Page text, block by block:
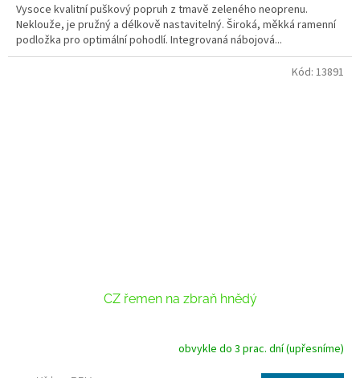
Vysoce kvalitní puškový popruh z tmavě zeleného neoprenu.
Neklouže, je pružný a délkově nastavitelný. Široká, měkká ramenní
podložka pro optimální pohodlí. Integrovaná nábojová...
CZ řemen na zbraň hnědý
obvykle do 3 prac. dní (upřesníme)
Kód: 13891